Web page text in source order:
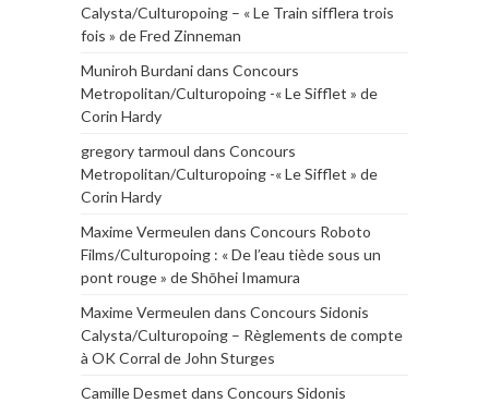
Calysta/Culturopoing – « Le Train sifflera trois
fois » de Fred Zinneman
Muniroh Burdanidans Concours
Metropolitan/Culturopoing -« Le Sifflet » de
Corin Hardy
gregory tarmoul dans Concours
Metropolitan/Culturopoing -« Le Sifflet » de
Corin Hardy
Maxime Vermeulen dans Concours Roboto
Films/Culturopoing : « De l’eau tiède sous un
pont rouge » de Shōhei Imamura
Maxime Vermeulen dans Concours Sidonis
Calysta/Culturopoing – Règlements de compte
à OK Corral de John Sturges
Camille Desmet dans Concours Sidonis